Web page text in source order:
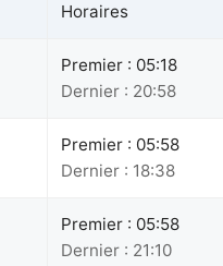
Horaires
Premier : 05:18
Dernier : 20:58
Premier : 05:58
Dernier : 18:38
Premier : 05:58
Dernier : 21:10